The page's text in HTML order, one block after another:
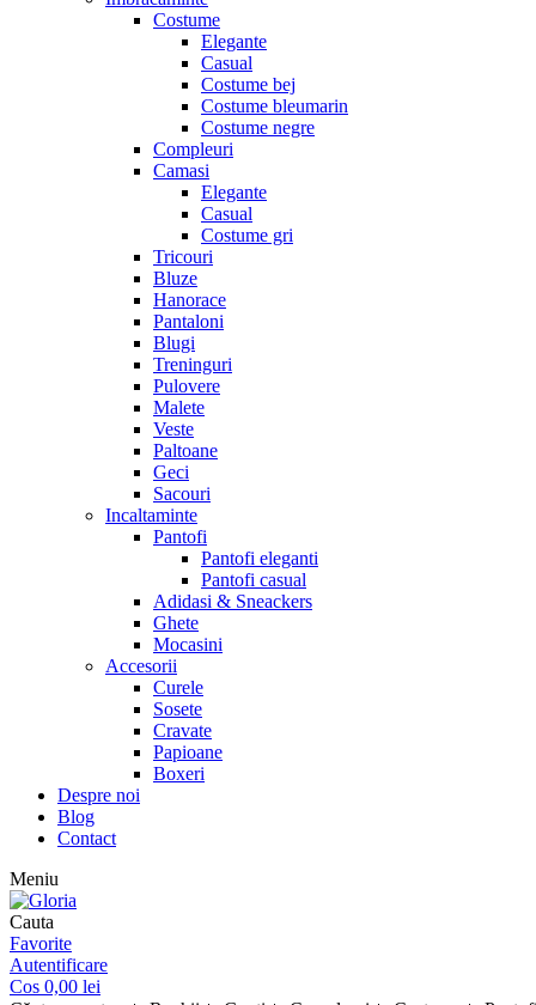
Costume
Elegante
Casual
Costume bej
Costume bleumarin
Costume negre
Compleuri
Camasi
Elegante
Casual
Costume gri
Tricouri
Bluze
Hanorace
Pantaloni
Blugi
Treninguri
Pulovere
Malete
Veste
Paltoane
Geci
Sacouri
Incaltaminte
Pantofi
Pantofi eleganti
Pantofi casual
Adidasi & Sneackers
Ghete
Mocasini
Accesorii
Curele
Sosete
Cravate
Papioane
Boxeri
Despre noi
Blog
Contact
Meniu
Cauta
Favorite
Autentificare
Cos 0,00 lei